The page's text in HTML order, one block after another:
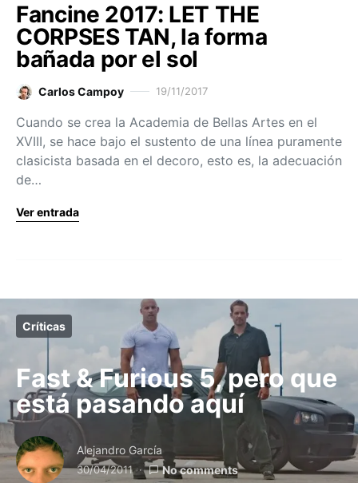
Fancine 2017: LET THE
CORPSES TAN, la forma
bañada por el sol
Carlos Campoy 19/11/2017
Cuando se crea la Academia de Bellas Artes en el
XVIII, se hace bajo el sustento de una línea puramente
clasicista basada en el decoro, esto es, la adecuación
de…
Ver entrada
Críticas
Fast & Furious 5, pero que
está pasando aquí
Alejandro García
30/04/2011 No comments